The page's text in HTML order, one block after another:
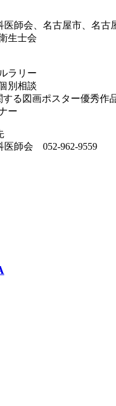
医師会、名古屋市、名古
生士会
ラリー
別相談
る図画ポスター優秀作
ー
医師会 052-962-9559